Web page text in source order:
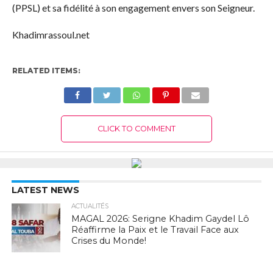
(PPSL) et sa fidélité à son engagement envers son Seigneur.
Khadimrassoul.net
RELATED ITEMS:
CLICK TO COMMENT
LATEST NEWS
ACTUALITÉS
MAGAL 2026: Serigne Khadim Gaydel Lô
Réaffirme la Paix et le Travail Face aux
Crises du Monde!